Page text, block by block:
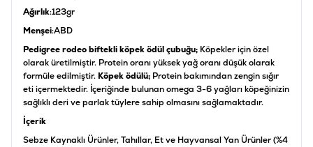
Ağırlık:123gr
Menşei:ABD
Pedigree rodeo biftekli köpek ödül çubuğu; Köpekler için özel
olarak üretilmiştir. Protein oranı yüksek yağ oranı düşük olarak
formüle edilmiştir. Köpek ödülü; Protein bakımından zengin sığır
eti içermektedir. İçeriğinde bulunan omega 3-6 yağları köpeğinizin
sağlıklı deri ve parlak tüylere sahip olmasını sağlamaktadır.
İçerik
Sebze Kaynaklı Ürünler, Tahıllar, Et ve Hayvansal Yan Ürünler (%4